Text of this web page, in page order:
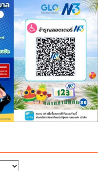
school)
เสริม
ความ
เยาวชน
จัดการ
สิ่ง
แวดล้อม
ปลอดภัย
ยั่งยืน